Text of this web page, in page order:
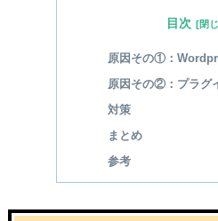
目次
原因その①：
原因その②：プラグ
対策
まとめ
参考